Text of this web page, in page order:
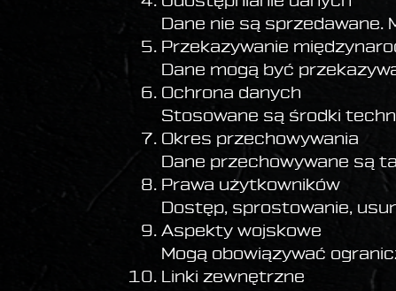
Dane nie są
Przekazywanie
Dane mogą być
Ochrona danych
Stosowane są środki
Okres przechowywania
Dane przechowywane są
Prawa użytkowników
Dostęp, sprostowanie,
Aspekty wojskowe
Mogą obowiązywać
Linki zewnętrzne